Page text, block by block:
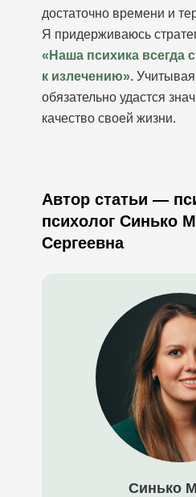
достаточно времени и
Я придерживаюсь
«Наша психика всегда
к излечению».
обязательно удастся
качество своей жизни.
Автор статьи —
психолог Синько
Сергеевна
Синько